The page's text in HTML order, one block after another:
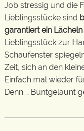
Job stressig und die
Lieblingsstücke sind
garantiert ein
Lieblingsstück zur
Schaufenster
Zeit, sich an den
Einfach mal wieder
Denn … Buntgelaunt